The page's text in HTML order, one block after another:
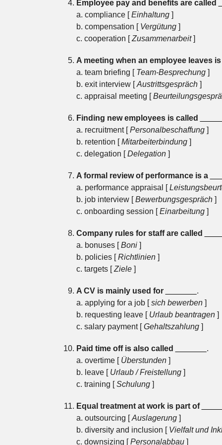
Employee pay and benefits are called
a. compliance [Einhaltung]
b. compensation [ Vergütung]
c. cooperation [Zusammenarbeit]
A meeting when an employee leaves is
a. team briefing [ Team-Besprechung]
b. exit interview [Austrittsgespräch]
c. appraisal meeting [
Finding new employees is called
a. recruitment [Personalbeschaffung]
b. retention [Mitarbeiterbindung]
c. delegation [Delegation]
A formal review of performance is a
a. performance appraisal [
b. job interview [Bewerbungsgespräch]
c. onboarding session [Einarbeitung]
Company rules for staff are called
a. bonuses [Boni]
b. policies [Richtlinien]
c. targets [Ziele]
A CV is mainly used for
.
a. applying for a job [sich bewerben]
b. requesting leave [ Urlaub beantragen]
c. salary payment [Gehaltszahlung]
Paid time off is also called
.
a. overtime [ Überstunden]
b. leave [ Urlaub / Freistellung]
c. training [Schulung]
Equal treatment at work is part of
a. outsourcing [Auslagerung]
b. diversity and inclusion [ Vielfalt und
c. downsizing [Personalabbau]